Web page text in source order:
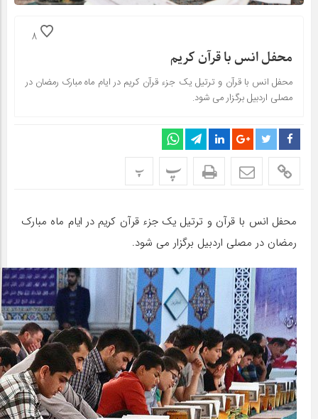
8
محفل انس با قرآن کریم
محفل انس با قرآن و ترتیل یک جزء قرآن کریم در ایام ماه مبارک رمضان در
مصلی اردبیل برگزار می شود.
پ پ
محفل انس با قرآن و ترتیل یک جزء قرآن کریم در ایام ماه مبارک
رمضان در مصلی اردبیل برگزار می شود.